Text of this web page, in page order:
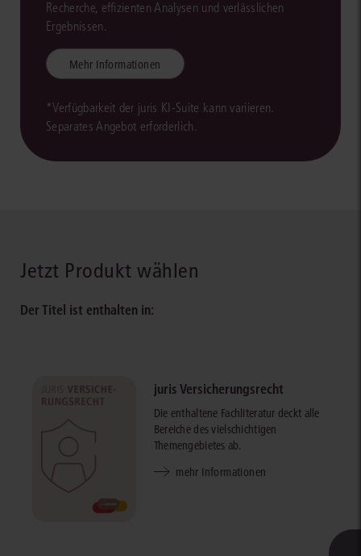
Recherche, effizienten Analysen und verlässlichen
Ergebnissen.
Mehr Informationen
*Verfügbarkeit der juris KI-Suite kann variieren.
Separates Angebot erforderlich.
Jetzt Produkt wählen
Der Titel ist enthalten in:
juris Versicherungsrecht
Die enthaltene Fachliteratur deckt alle
Bereiche des vielschichtigen
Themengebietes ab.
mehr Informationen